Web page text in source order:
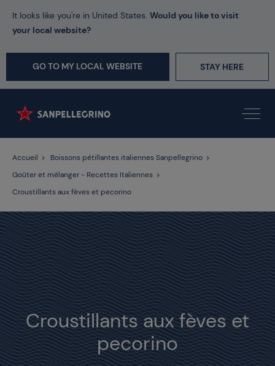
It looks like you're in United States. Would you like to visit
your local website?
GO TO MY LOCAL WEBSITE STAY HERE
Accueil
Boissons pétillantes italiennes Sanpellegrino
Goûter et mélanger - Recettes Italiennes
Croustillants aux fèves et pecorino
Croustillants aux fèves et
pecorino